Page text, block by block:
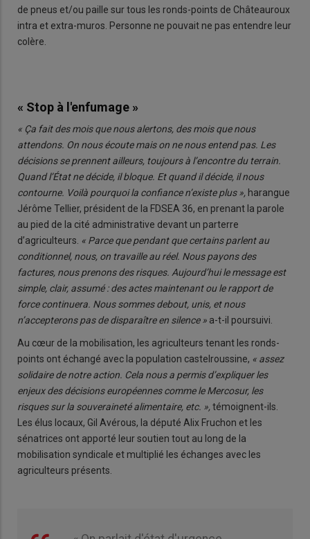
de pneus et/ou paille sur tous les ronds-points de Châteauroux
intra et extra-muros. Personne ne pouvait ne pas entendre leur
colère.
« Stop à l'enfumage »
« Ça fait des mois que nous alertons, des mois que nous
attendons. On nous écoute mais on ne nous entend pas. Les
décisions se prennent ailleurs, toujours à l’encontre du terrain.
Quand l’État ne décide, il bloque. Et quand il décide, il nous
contourne. Voilà pourquoi la confiance n’existe plus », harangue
Jérôme Tellier, président de la FDSEA 36, en prenant la parole
au pied de la cité administrative devant un parterre
d’agriculteurs. « Parce que pendant que certains parlent au
conditionnel, nous, on travaille au réel. Nous payons des
factures, nous prenons des risques. Aujourd’hui le message est
simple, clair, assumé : des actes maintenant ou le rapport de
force continuera. Nous sommes debout, unis, et nous
n’accepterons pas de disparaître en silence » a-t-il poursuivi.
Au cœur de la mobilisation, les agriculteurs tenant les ronds-
points ont échangé avec la population castelroussine, « assez
solidaire de notre action. Cela nous a permis d’expliquer les
enjeux des décisions européennes comme le Mercosur, les
risques sur la souveraineté alimentaire, etc. », témoignent-ils.
Les élus locaux, Gil Avérous, la député Alix Fruchon et les
sénatrices ont apporté leur soutien tout au long de la
mobilisation syndicale et multiplié les échanges avec les
agriculteurs présents.